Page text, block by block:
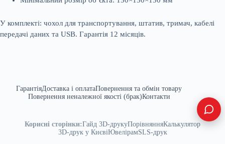
У комплекті: чохол для транспортування, штатив, тримач, кабелі
передачі даних та USB. Гарантія 12 місяців.
ГарантіяДоставка і оплатаПовернення та обмін товару
Повернення неналежної якості (брак)Контакти
Корисні сторінки:Гайд 3D-друкуПорівнянняКалькулятор
3D-друк у КиєвіЮвелірамSLS-друк